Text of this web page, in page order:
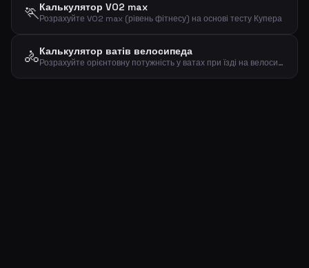
🏃Калькулятор VO2 max
Розрахуйте VO2 max (рівень фітнесу) на основі тесту Купера
🚴Калькулятор ватів велосипеда
Розрахуйте орієнтовну потужність у ватах при їзді на велосипеді за вагою, швидкістю та нахилом